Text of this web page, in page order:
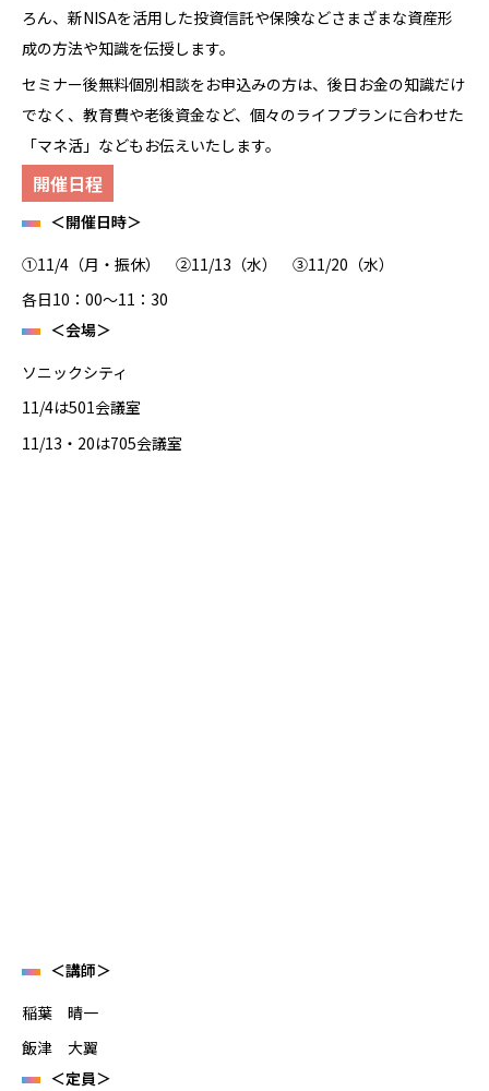
ろん、新NISAを活用した投資信託や保険などさまざまな資産形
成の方法や知識を伝授します。
セミナー後無料個別相談をお申込みの方は、後日お金の知識だけ
でなく、教育費や老後資金など、個々のライフプランに合わせた
「マネ活」などもお伝えいたします。
開催日程
＜開催日時＞
①11/4（月・振休） ②11/13（水） ③11/20（水）
各日10：00～11：30
＜会場＞
ソニックシティ
11/4は501会議室
11/13・20は705会議室
＜講師＞
稲葉 晴一
飯津 大翼
＜定員＞